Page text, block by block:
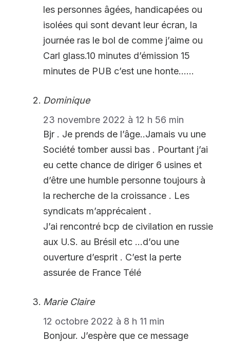
les personnes âgées, handicapées ou
isolées qui sont devant leur écran, la
journée ras le bol de comme j’aime ou
Carl glass.10 minutes d’émission 15
minutes de PUB c’est une honte……
Dominique
23 novembre 2022 à 12 h 56 min
Bjr . Je prends de l’âge..Jamais vu une
Société tomber aussi bas . Pourtant j’ai
eu cette chance de diriger 6 usines et
d’être une humble personne toujours à
la recherche de la croissance . Les
syndicats m’apprécaient .
J’ai rencontré bcp de civilation en russie
aux U.S. au Brésil etc …d’ou une
ouverture d’esprit . C’est la perte
assurée de France Télé
Marie Claire
12 octobre 2022 à 8 h 11 min
Bonjour. J’espère que ce message